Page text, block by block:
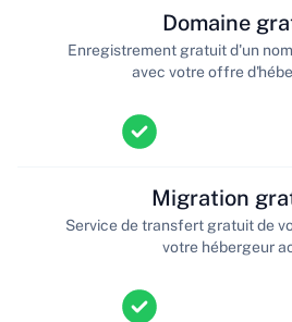
Domaine
Enregistrement gratuit d'un
avec votre offre
Migration
Service de transfert gratuit de
votre hébergeur